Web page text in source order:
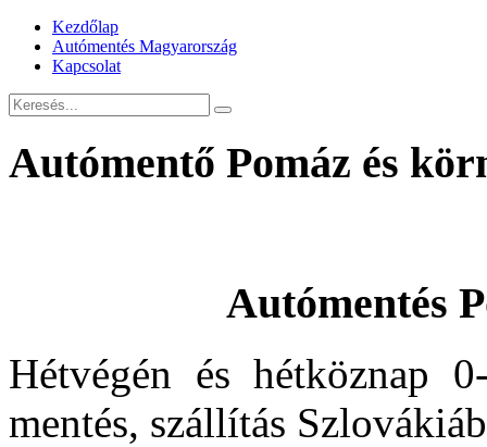
Kezdőlap
Autómentés Magyarország
Kapcsolat
Autómentő Pomáz és
Autómentés
Hétvégén és hétköznap
mentés, szállítás